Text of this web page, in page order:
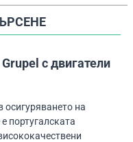
с двигатели
осигуряването на
португалската